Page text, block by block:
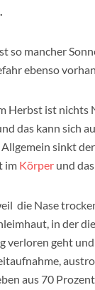
so mancher
ebenso
Herbst ist nichts
das kann sich
sinkt der
im Körper und
die Nase
in der die
verloren geht und
aus 70